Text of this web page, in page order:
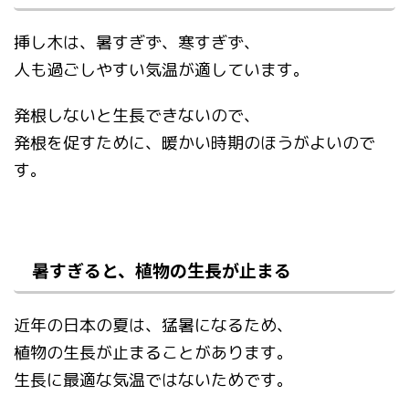
挿し木は、暑すぎず、寒すぎず、
人も過ごしやすい気温が適しています。
発根しないと生長できないので、
発根を促すために、暖かい時期のほうがよいので
す。
暑すぎると、植物の生長が止まる
近年の日本の夏は、猛暑になるため、
植物の生長が止まることがあります。
生長に最適な気温ではないためです。